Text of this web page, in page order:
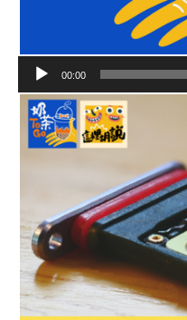
播
器
00:00